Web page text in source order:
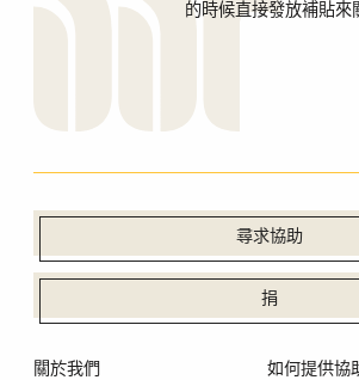
的時候直接發放補貼來
尋求協助
捐
關於我們
如何提供協